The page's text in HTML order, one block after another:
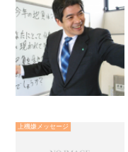
上機嫌メッセージ